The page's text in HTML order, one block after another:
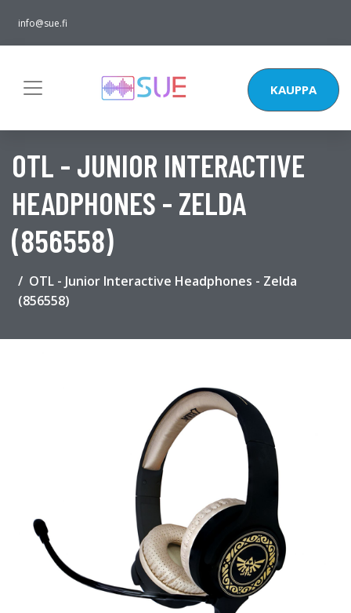
info@sue.fi
KAUPPA
OTL - JUNIOR INTERACTIVE
HEADPHONES - ZELDA
(856558)
OTL - Junior Interactive Headphones - Zelda
(856558)